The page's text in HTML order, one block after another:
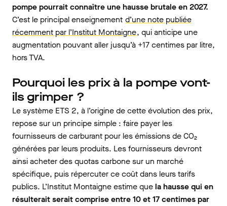
pompe pourrait connaître une hausse brutale en 2027.
C’est le principal enseignement d’une note publiée
récemment par l’Institut Montaigne, qui anticipe une
augmentation pouvant aller jusqu’à +17 centimes par litre,
hors TVA.
Pourquoi les prix à la pompe vont-
ils grimper ?
Le système ETS 2, à l’origine de cette évolution des prix,
repose sur un principe simple : faire payer les
fournisseurs de carburant pour les émissions de CO₂
générées par leurs produits. Les fournisseurs devront
ainsi acheter des quotas carbone sur un marché
spécifique, puis répercuter ce coût dans leurs tarifs
publics. L’Institut Montaigne estime quela hausse qui en
résulterait serait comprise entre 10 et 17 centimes par